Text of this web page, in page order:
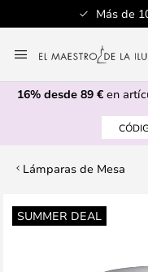
Más de
al
contenido
16% desde 89 € en
Lámparas de Mesa
SUMMER DEAL
Saltar
al